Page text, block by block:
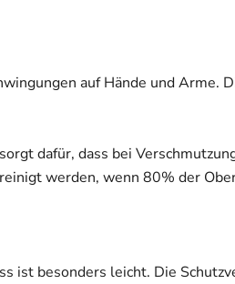
auf Hände und Arme.
dafür, dass bei
werden, wenn 80% der
ist besonders leicht. Die